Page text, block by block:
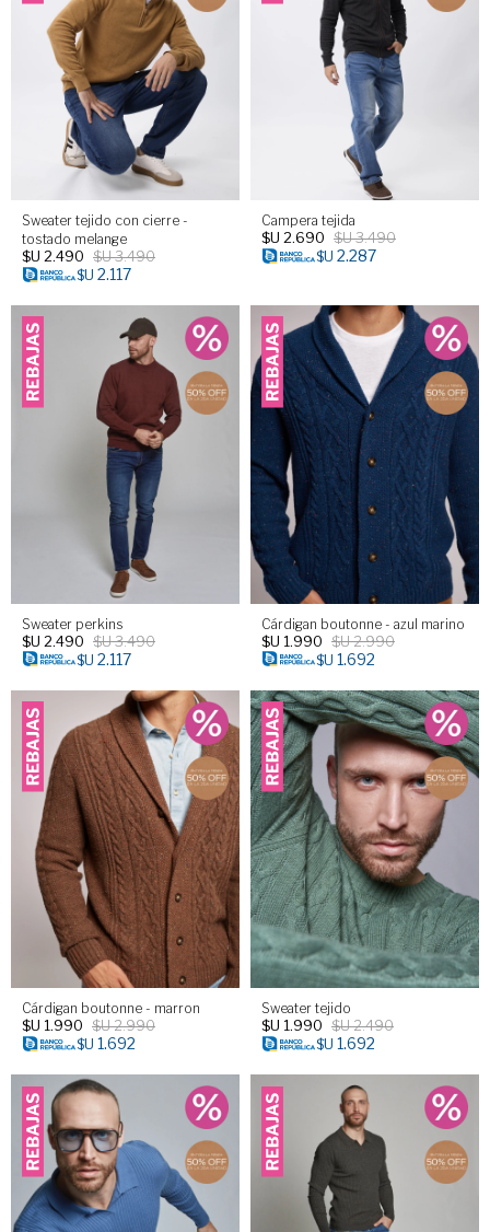
Sweater tejido con cierre -
tostado melange
$U 2.490 $U3.490
$U 2.117
Campera tejida
$U 2.690 $U3.490
$U 2.287
Sweater perkins
$U 2.490 $U3.490
$U 2.117
Cárdigan boutonne - azul marino
$U 1.990 $U2.990
$U 1.692
Cárdigan boutonne - marron
$U 1.990 $U2.990
$U 1.692
Sweater tejido
$U 1.990 $U2.490
$U 1.692